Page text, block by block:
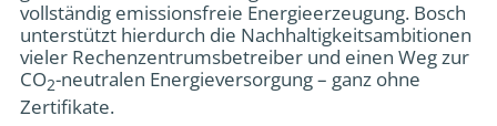
vollständig emissionsfreie Energieerzeugung. Bosch
unterstützt hierdurch die Nachhaltigkeitsambitionen
vieler Rechenzentrumsbetreiber und einen Weg zur
CO2-neutralen Energieversorgung – ganz ohne
Zertifikate.